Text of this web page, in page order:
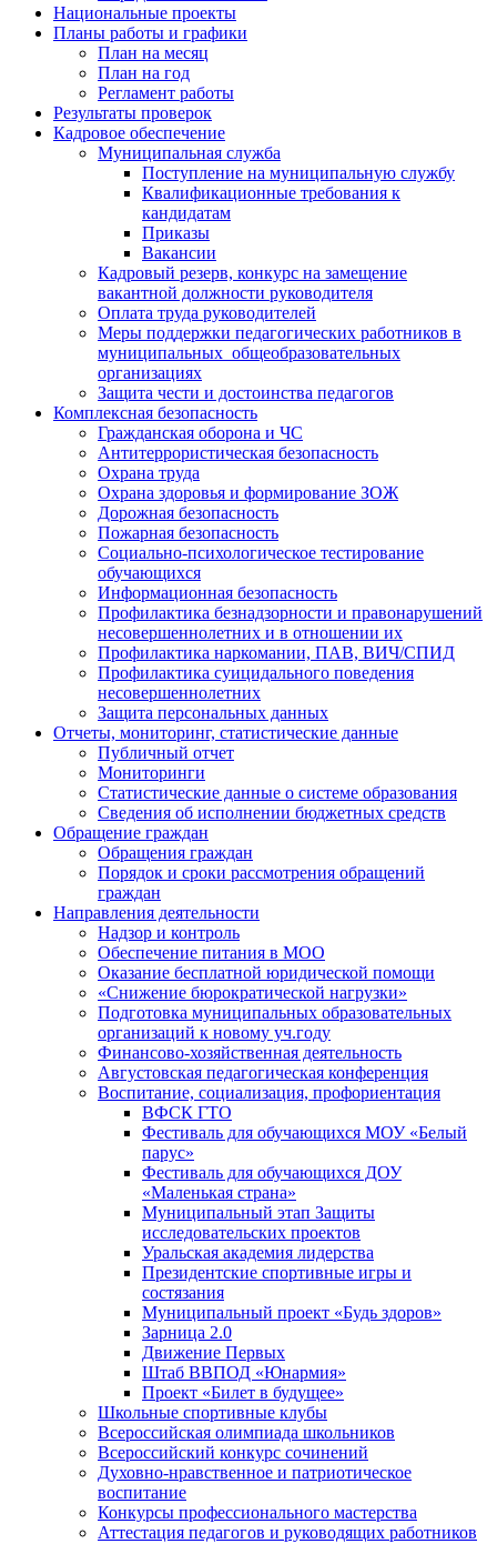
Национальные проекты
Планы работы и графики
План на месяц
План на год
Регламент работы
Результаты проверок
Кадровое обеспечение
Муниципальная служба
Поступление на муниципальную службу
Квалификационные требования к
кандидатам
Приказы
Вакансии
Кадровый резерв, конкурс на замещение
вакантной должности руководителя
Оплата труда руководителей
Меры поддержки педагогических работников в
муниципальных общеобразовательных
организациях
Защита чести и достоинства педагогов
Комплексная безопасность
Гражданская оборона и ЧС
Антитеррористическая безопасность
Охрана труда
Охрана здоровья и формирование ЗОЖ
Дорожная безопасность
Пожарная безопасность
Социально-психологическое тестирование
обучающихся
Информационная безопасность
Профилактика безнадзорности и правонарушений
несовершеннолетних и в отношении их
Профилактика наркомании, ПАВ, ВИЧ/СПИД
Профилактика суицидального поведения
несовершеннолетних
Защита персональных данных
Отчеты, мониторинг, статистические данные
Публичный отчет
Мониторинги
Статистические данные о системе образования
Сведения об исполнении бюджетных средств
Обращение граждан
Обращения граждан
Порядок и сроки рассмотрения обращений
граждан
Направления деятельности
Надзор и контроль
Обеспечение питания в МОО
Оказание бесплатной юридической помощи
«Снижение бюрократической нагрузки»
Подготовка муниципальных образовательных
организаций к новому уч.году
Финансово-хозяйственная деятельность
Августовская педагогическая конференция
Воспитание, социализация, профориентация
ВФСК ГТО
Фестиваль для обучающихся МОУ «Белый
парус»
Фестиваль для обучающихся ДОУ
«Маленькая страна»
Муниципальный этап Защиты
исследовательских проектов
Уральская академия лидерства
Президентские спортивные игры и
состязания
Муниципальный проект «Будь здоров»
Зарница 2.0
Движение Первых
Штаб ВВПОД «Юнармия»
Проект «Билет в будущее»
Школьные спортивные клубы
Всероссийская олимпиада школьников
Всероссийский конкурс сочинений
Духовно-нравственное и патриотическое
воспитание
Конкурсы профессионального мастерства
Аттестация педагогов и руководящих работников